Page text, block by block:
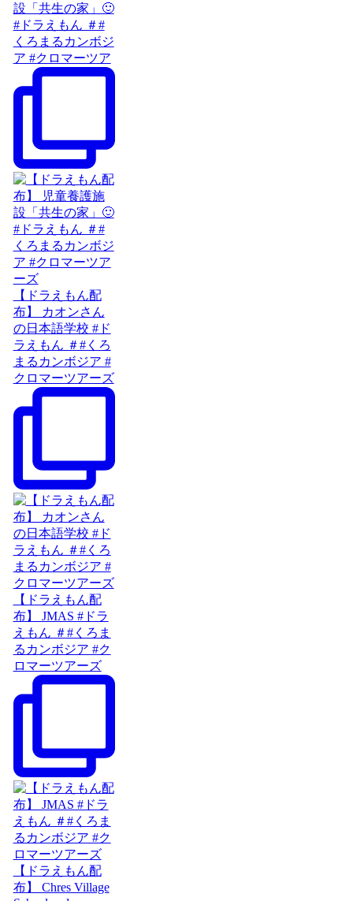
設「共生の家」🙂
#ドラえもん ＃#
くろまるカンボジ
ア #クロマーツア
【ドラえもん配
布】 カオンさん
の日本語学校 #ド
ラえもん ＃#くろ
まるカンボジア #
クロマーツアーズ
【ドラえもん配
布】 JMAS #ドラ
えもん ＃#くろま
るカンボジア #ク
ロマーツアーズ
【ドラえもん配
布】 Chres Village